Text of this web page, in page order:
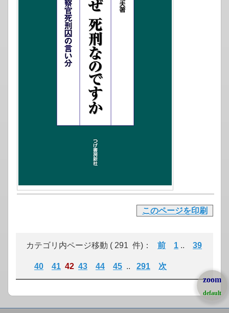
このページを印刷
カテゴリ内ページ移動 ( 291 件)： 前 1 .. 39
40 41 42 43 44 45 .. 291
次
zoom
default